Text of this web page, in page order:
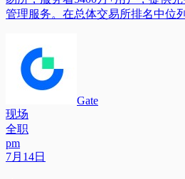
管理服务。在总体交易所排名中位
Gate
现场
全职
pm
7月14日